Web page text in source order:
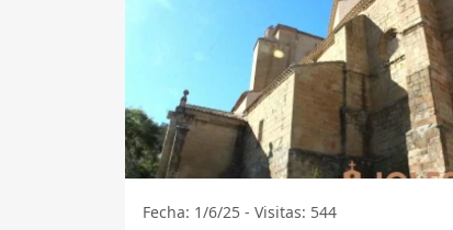
Fecha: 1/6/25 - Visitas: 544